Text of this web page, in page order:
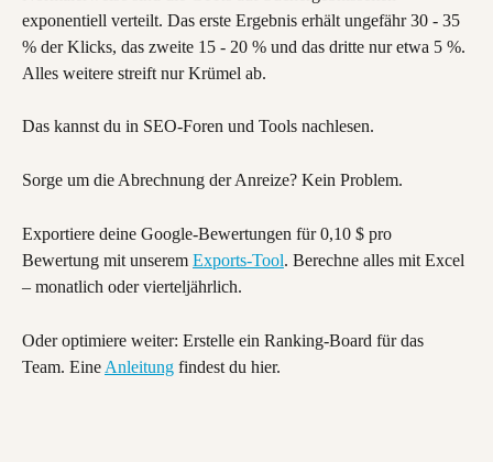
exponentiell verteilt. Das erste Ergebnis erhält ungefähr 30 - 35
% der Klicks, das zweite 15 - 20 % und das dritte nur etwa 5 %.
Alles weitere streift nur Krümel ab.
Das kannst du in SEO-Foren und Tools nachlesen.
Sorge um die Abrechnung der Anreize? Kein Problem.
Exportiere deine Google-Bewertungen für 0,10 $ pro
Bewertung mit unserem Exports-Tool. Berechne alles mit Excel
– monatlich oder vierteljährlich.
Oder optimiere weiter: Erstelle ein Ranking-Board für das
Team. Eine Anleitung findest du hier.